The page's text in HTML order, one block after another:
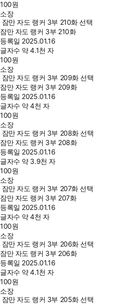
100원
소장
잠만 자도 랭커 3부 210화 선택
잠만 자도 랭커 3부 210화
등록일 2025.01.16
글자수 약 4.1천 자
100원
소장
잠만 자도 랭커 3부 209화 선택
잠만 자도 랭커 3부 209화
등록일 2025.01.16
글자수 약 4천 자
100원
소장
잠만 자도 랭커 3부 208화 선택
잠만 자도 랭커 3부 208화
등록일 2025.01.16
글자수 약 3.9천 자
100원
소장
잠만 자도 랭커 3부 207화 선택
잠만 자도 랭커 3부 207화
등록일 2025.01.16
글자수 약 4천 자
100원
소장
잠만 자도 랭커 3부 206화 선택
잠만 자도 랭커 3부 206화
등록일 2025.01.16
글자수 약 4.1천 자
100원
소장
잠만 자도 랭커 3부 205화 선택